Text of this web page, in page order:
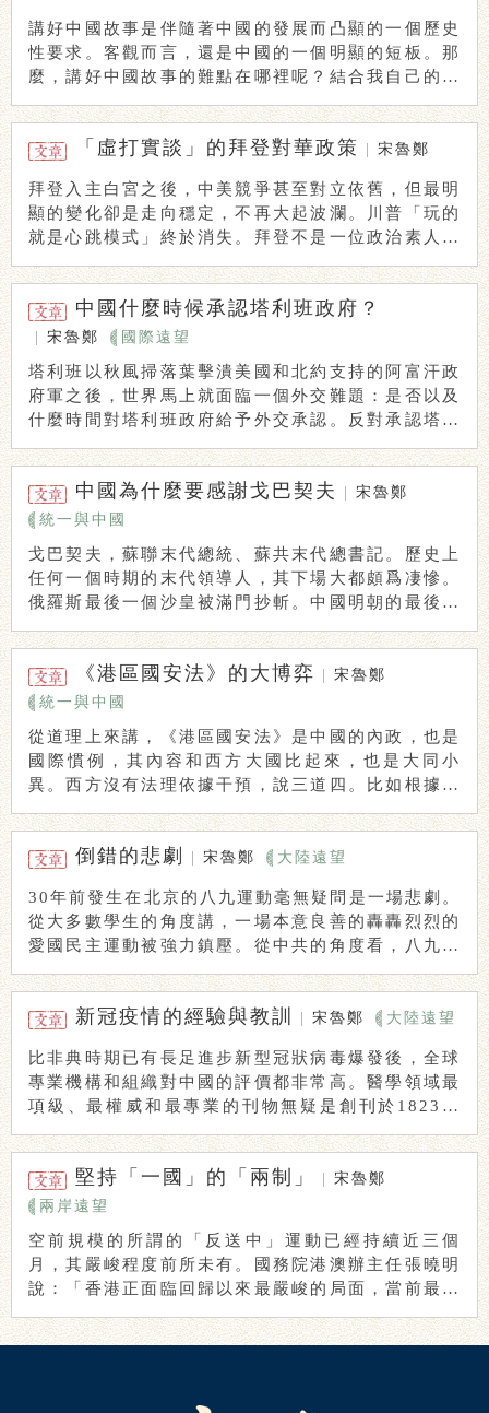
講好中國故事是伴隨著中國的發展而凸顯的一個歷史
性要求。客觀而言，還是中國的一個明顯的短板。那
麼，講好中國故事的難點在哪裡呢？結合我自己的體
「虛打實談」的拜登對華政策 宋魯鄭
拜登入主白宮之後，中美競爭甚至對立依舊，但最明
顯的變化卻是走向穩定，不再大起波瀾。川普「玩的
就是心跳模式」終於消失。拜登不是一位政治素人，
中國什麼時候承認塔利班政府？
宋魯鄭 國際遠望
塔利班以秋風掃落葉擊潰美國和北約支持的阿富汗政
府軍之後，世界馬上就面臨一個外交難題：是否以及
什麼時間對塔利班政府給予外交承認。反對承認塔利
中國為什麼要感謝戈巴契夫
宋魯鄭
統一與中國
戈巴契夫，蘇聯末代總統、蘇共末代總書記。歷史上
任何一個時期的末代領導人，其下場大都頗爲凄慘。
俄羅斯最後一個沙皇被滿門抄斬。中國明朝的最後一
《港區國安法》的大博弈
宋魯鄭
統一與中國
從道理上來講，《港區國安法》是中國的內政，也是
國際慣例，其內容和西方大國比起來，也是大同小
異。西方沒有法理依據干預，說三道四。比如根據中
倒錯的悲劇 宋魯鄭 大陸遠望
30年前發生在北京的八九運動毫無疑問是一場悲劇。
從大多數學生的角度講，一場本意良善的轟轟烈烈的
愛國民主運動被強力鎮壓。從中共的角度看，八九運
新冠疫情的經驗與教訓 宋魯鄭 大陸遠望
比非典時期已有長足進步新型冠狀病毒爆發後，全球
專業機構和組織對中國的評價都非常高。醫學領域最
項級、最權威和最專業的刊物無疑是創刊於1823年
堅持「一國」的「兩制」
宋魯鄭
兩岸遠望
空前規模的所謂的「反送中」運動已經持續近三個
月，其嚴峻程度前所未有。國務院港澳辦主任張曉明
說：「香港正面臨回歸以來最嚴峻的局面，當前最急